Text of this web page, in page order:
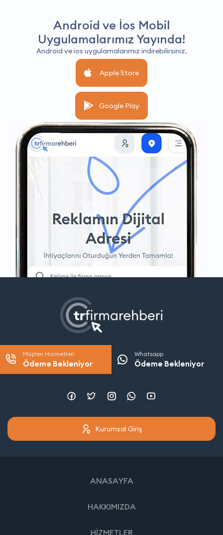
Android ve İos Mobil
Uygulamalarımız Yayında!
Android ve ios uygulamalarımız indirebilirsiniz.
Apple Store
Google Play
Müşteri Hizmetleri
Ödeme Bekleniyor
Whatsapp
Ödeme Bekleniyor
Kurumsal Giriş
ANASAYFA
HAKKIMIZDA
HİZMETLER